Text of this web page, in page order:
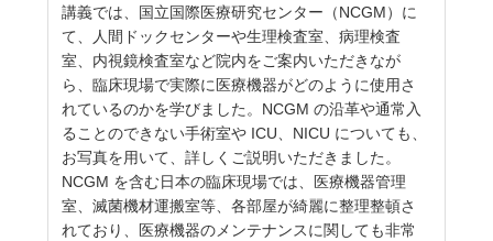
講義では、国立国際医療研究センター（NCGM）に
て、人間ドックセンターや生理検査室、病理検査
室、内視鏡検査室など院内をご案内いただきなが
ら、臨床現場で実際に医療機器がどのように使用さ
れているのかを学びました。NCGM の沿革や通常入
ることのできない手術室や ICU、NICU についても、
お写真を用いて、詳しくご説明いただきました。
NCGM を含む日本の臨床現場では、医療機器管理
室、滅菌機材運搬室等、各部屋が綺麗に整理整頓さ
れており、医療機器のメンテナンスに関しても非常